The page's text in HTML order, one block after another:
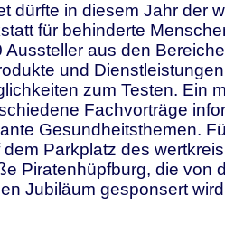
dürfte in diesem Jahr der
für behinderte
Aussteller aus den
und
zum Testen. Ein
Fachvorträge
Gesundheitsthemen.
Parkplatz des
Piratenhüpfburg, die von
Jubiläum gesponsert